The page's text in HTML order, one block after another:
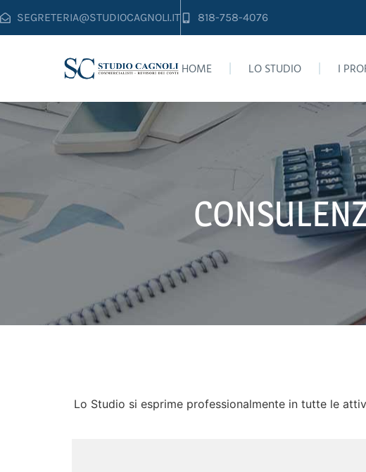
SEGRETERIA@STUDIOCAGNOLI.IT 818-758-4076
HOME LO STUDIO I
Lo Studio si esprime professionalmente in tutte le